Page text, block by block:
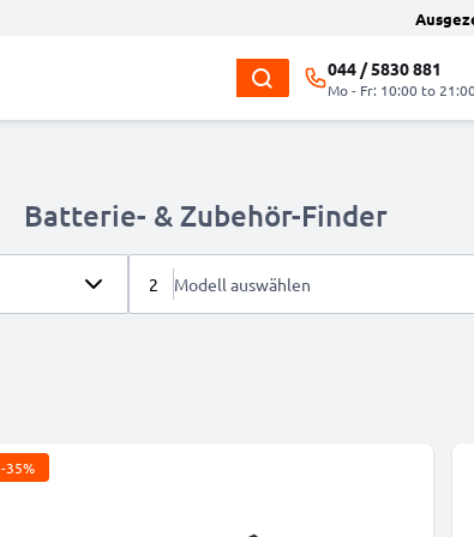
044 / 5830 881
Mo - Fr: 10:00 to 21:00
Batterie- & Zubehör-Finder
2 Modell auswählen
-35%